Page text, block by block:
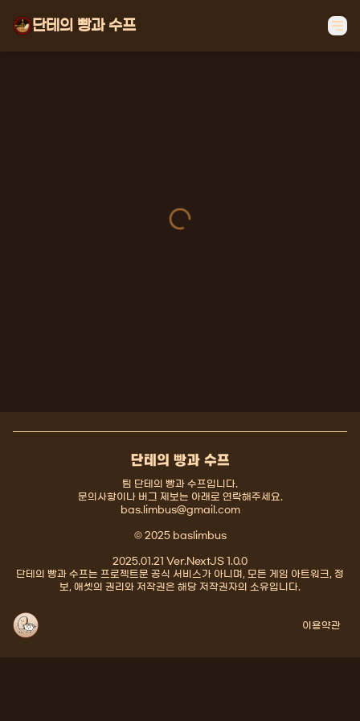
단테의 빵과 수프
단테의 빵과 수프
팀 단테의 빵과 수프입니다.
문의사항이나 버그 제보는 아래로 연락해주세요.
bas.limbus@gmail.com
© 2025 baslimbus
2025.01.21 Ver.NextJS 1.0.0
단테의 빵과 수프는 프로젝트문 공식 서비스가 아니며, 모든 게임 아트워크, 정
보, 애셋의 권리와 저작권은 해당 저작권자의 소유입니다.
이용약관